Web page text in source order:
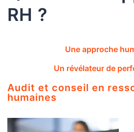
RH ?
Une approche
Un révélateur de
Audit et conseil en
humaines